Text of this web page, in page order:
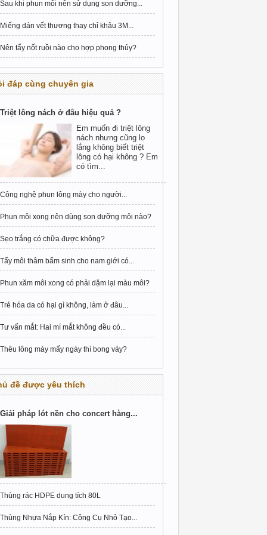
Sau khi phun môi nên sử dụng son dưỡng...
Miếng dán vết thương thay chỉ khâu 3M...
Nên tẩy nốt ruồi nào cho hợp phong thủy?
đáp cùng chuyên gia
Triệt lông nách ở đâu hiệu quả ?
Em muốn đi triệt lông
nách nhưng cũng lo
lắng không biết triệt
lông có hại không ? Em
có tìm...
Công nghệ phun lông mày cho người...
Phun môi xong nên dùng son dưỡng môi nào?
Sẹo trắng có chữa được không?
Tẩy môi thâm bẩm sinh cho nam giới có...
Phun xăm môi xong có phải dặm lại màu môi?
Trẻ hóa da có hại gì không, làm ở đâu...
Tư vấn mắt: Hai mí mắt không đều có...
Thêu lông mày mấy ngày thì bong vảy?
đề được yêu thích
Giải pháp lót nền cho concert hàng...
Thùng rác HDPE dung tích 80L
Thùng Nhựa Nắp Kín: Công Cụ Nhỏ Tạo...